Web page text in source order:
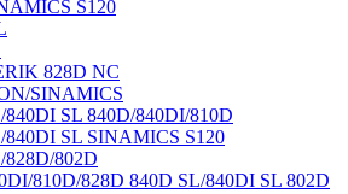
S120
828D NC
SINAMICS
SL 840D/840DI/810D
SL SINAMICS S120
802D
810D/828D 840D SL/840DI SL 802D